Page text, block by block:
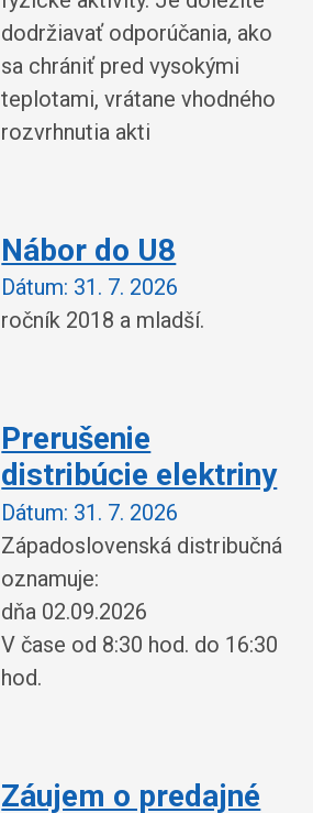
dodržiavať odporúčania, ako
sa chrániť pred vysokými
teplotami, vrátane vhodného
rozvrhnutia akti
Nábor do U8
Dátum: 31. 7. 2026
ročník 2018 a mladší.
Prerušenie
distribúcie elektriny
Dátum: 31. 7. 2026
Západoslovenská distribučná
oznamuje:
dňa 02.09.2026
V čase od 8:30 hod. do 16:30
hod.
Záujem o predajné